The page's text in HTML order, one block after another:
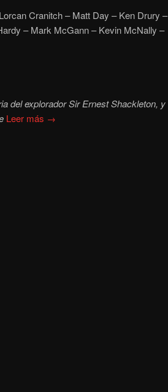
Cranitch – Matt Day – Ken Drury –
– Mark McGann – Kevin McNally –
del explorador Sir Ernest Shackleton, y
Leer más →